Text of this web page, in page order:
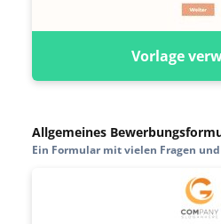
Vorlage
Allgemeines
Ein Formular mit vielen Fragen und